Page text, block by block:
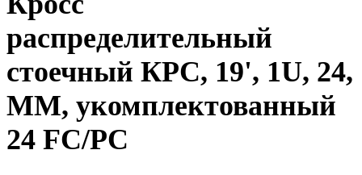
распределительный
стоечный КРС, 19', 1U, 24,
MM, укомплектованный
24 FC/PC